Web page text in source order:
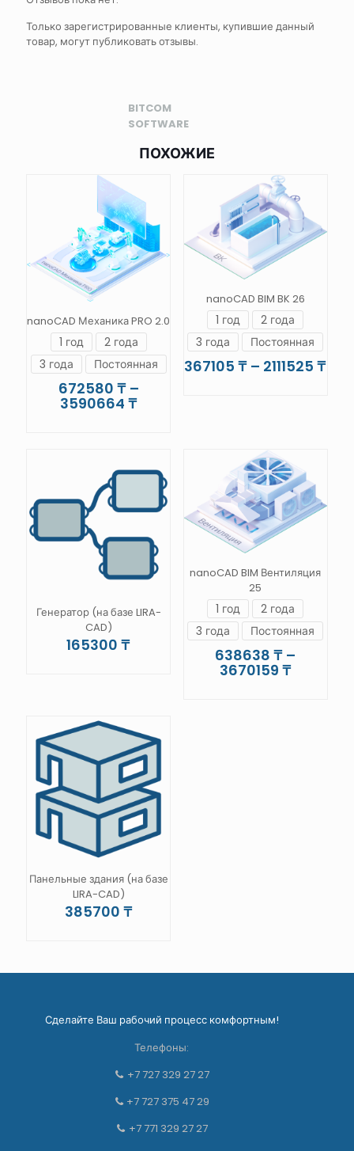
Только зарегистрированные клиенты, купившие данный
товар, могут публиковать отзывы.
BITCOM
SOFTWARE
ПОХОЖИЕ
nanoCAD Механика PRO 2.0
1 год
2 года
3 года
Постоянная
672580 ₸ –
3590664 ₸Диапазон
несколько
вариаций.
Опции
можно
на
странице
товара.
nanoCAD BIM BK 26
1 год
2 года
3 года
Постоянная
367105₸ – 2111525₸
Опции
можно
выбрать
на
странице
товара.
Генератор (на базе LIRA-
CAD)
165300₸
nanoCAD BIM Вентиляция
25
1 год
2 года
3 года
Постоянная
638638₸ –
3670159 ₸
Панельные здания (на базе
LIRA-CAD)
385700 ₸
Сделайте Ваш рабочий процесс комфортным!
Телефоны:
+7 727 329 27 27
+7 727 375 47 29
+7 771 329 27 27